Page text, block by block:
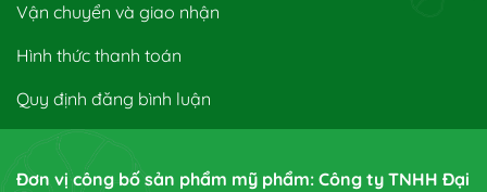
Vận chuyển và giao nhận
Hình thức thanh toán
Quy định đăng bình luận
Đơn vị công bố sản phẩm mỹ phẩm: Công ty TNHH Đại